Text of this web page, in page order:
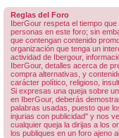
Reglas del Foro
IberGour respeta el tiempo
personas en este foro; sin
que contengan contenido
organización que tenga un
actividad de Ibergour,
IberGour, detalles acerca de
compra alternativas, y
carácter político, religioso,
Si expresas una queja sobre
en IberGour, deberás
palabras usadas, puesto que
injurias con publicidad" y nos
cualquier queja la dirijas a los
los publiques en un foro ajeno